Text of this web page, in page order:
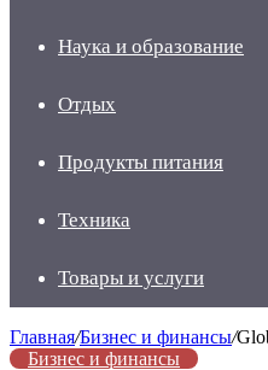
Наука и образование
Отдых
Продукты питания
Техника
Товары и услуги
Главная/Бизнес и финансы/
Бизнес и финансы